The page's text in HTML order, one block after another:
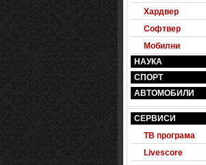
Хардвер
Софтвер
Мобилни
НАУКА
СПОРТ
АВТОМОБИЛИ
СЕРВИСИ
ТВ програма
Livescore